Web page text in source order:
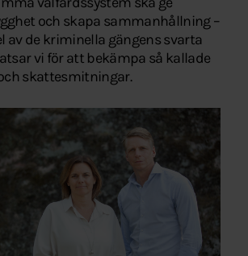
och skapa sammanhållning –
av de kriminella gängens svarta
vi för att bekämpa så kallade
skattesmitningar.